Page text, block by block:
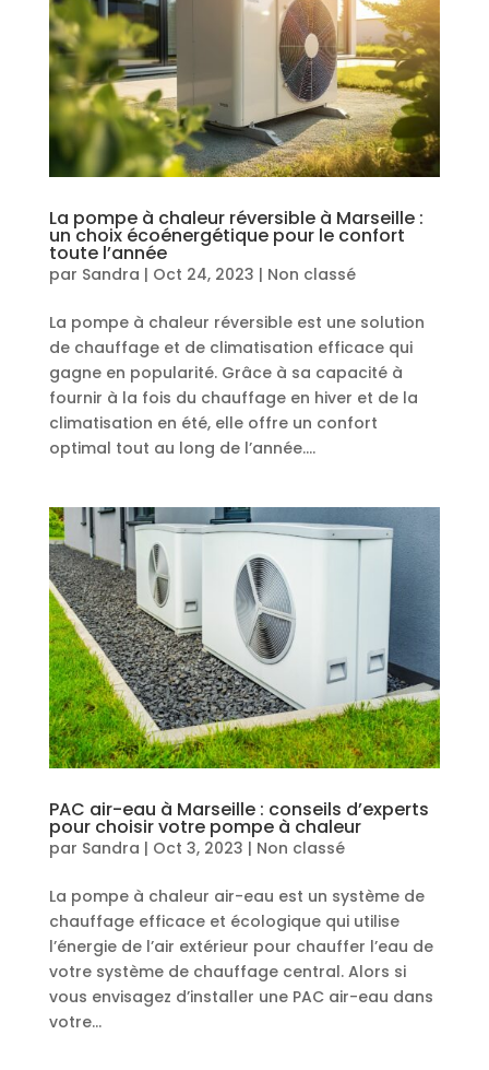
La pompe à chaleur réversible à Marseille :
un choix écoénergétique pour le confort
toute l’année
par Sandra | Oct 24, 2023 | Non classé
La pompe à chaleur réversible est une solution
de chauffage et de climatisation efficace qui
gagne en popularité. Grâce à sa capacité à
fournir à la fois du chauffage en hiver et de la
climatisation en été, elle offre un confort
optimal tout au long de l’année....
PAC air-eau à Marseille : conseils d’experts
pour choisir votre pompe à chaleur
par Sandra | Oct 3, 2023 | Non classé
La pompe à chaleur air-eau est un système de
chauffage efficace et écologique qui utilise
l’énergie de l’air extérieur pour chauffer l’eau de
votre système de chauffage central. Alors si
vous envisagez d’installer une PAC air-eau dans
votre...